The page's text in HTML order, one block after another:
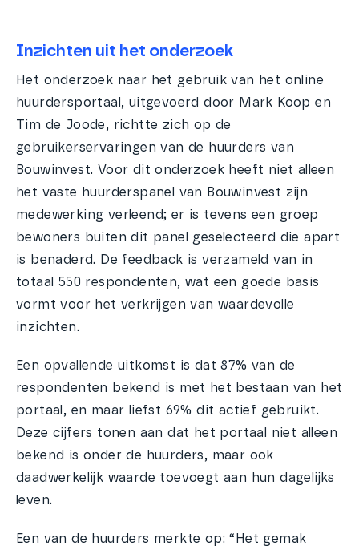
Inzichten uit het onderzoek
Het onderzoek naar het gebruik van het online
huurdersportaal, uitgevoerd door Mark Koop en
Tim de Joode, richtte zich op de
gebruikerservaringen van de huurders van
Bouwinvest. Voor dit onderzoek heeft niet alleen
het vaste huurderspanel van Bouwinvest zijn
medewerking verleend; er is tevens een groep
bewoners buiten dit panel geselecteerd die apart
is benaderd. De feedback is verzameld van in
totaal 550 respondenten, wat een goede basis
vormt voor het verkrijgen van waardevolle
inzichten.
Een opvallende uitkomst is dat 87% van de
respondenten bekend is met het bestaan van het
portaal, en maar liefst 69% dit actief gebruikt.
Deze cijfers tonen aan dat het portaal niet alleen
bekend is onder de huurders, maar ook
daadwerkelijk waarde toevoegt aan hun dagelijks
leven.
Een van de huurders merkte op: “Het gemak